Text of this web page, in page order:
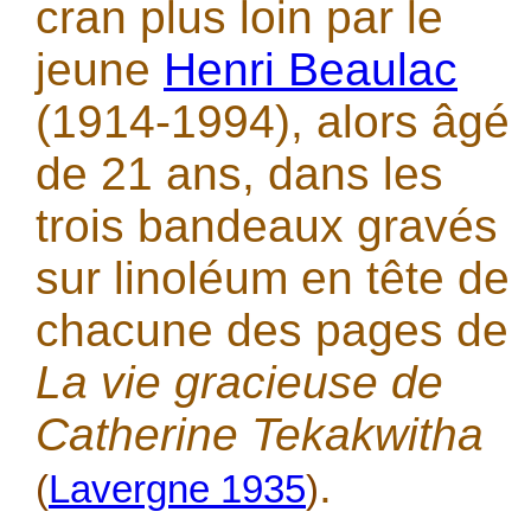
cran plus loin par le
jeune Henri Beaulac
(1914-1994), alors âgé
de 21 ans, dans les
trois bandeaux gravés
sur linoléum en tête de
chacune des pages de
La vie gracieuse de
Catherine Tekakwitha
(Lavergne 1935).